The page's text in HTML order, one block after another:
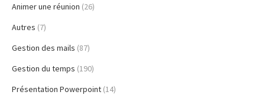
Animer une réunion (26)
Autres (7)
Gestion des mails (87)
Gestion du temps (190)
Présentation Powerpoint (14)